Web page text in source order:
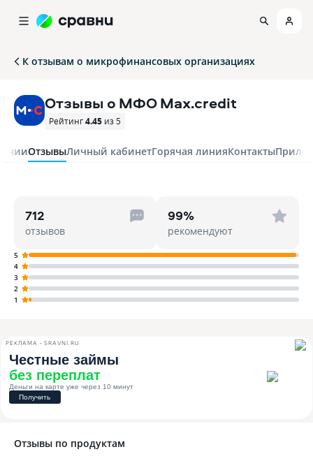
К отзывам о микрофинансовых организациях
Отзывы о МФО Max.credit
Рейтинг4.45 из 5
ОтзывыЛичный кабинетГорячая линияКонтакты
712
отзывов
99%
рекомендуют
5
4
3
2
1
РЕКЛАМА • SRAVNI.RU
Отзывы по продуктам